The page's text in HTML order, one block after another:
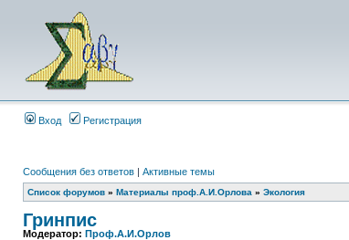
Вход Регистрация
Сообщения без ответов | Активные темы
Список форумов » Материалы проф.А.И.Орлова » Экология
Гринпис
Модератор: Проф.А.И.Орлов